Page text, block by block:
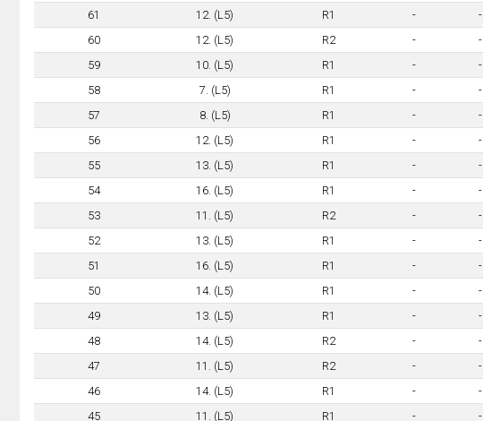
61
12. (L5) R1 - -
60
12. (L5) R2 - -
59
10. (L5) R1 - -
58
7. (L5) R1 - -
57
8. (L5) R1 - -
56
12. (L5) R1 - -
55
13. (L5) R1 - -
54
16. (L5) R1 - -
53
11. (L5) R2 - -
52
13. (L5) R1 - -
51
16. (L5) R1 - -
50
14. (L5) R1 - -
49
13. (L5) R1 - -
48
14. (L5) R2 - -
47
11. (L5) R2 - -
46
14. (L5) R1 - -
45
11. (L5) R1 - -